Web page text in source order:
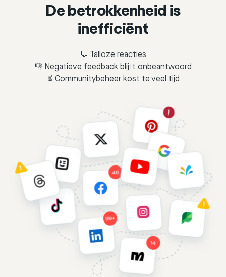
De betrokkenheid is
inefficiënt
💬 Talloze reacties
👎 Negatieve feedback blijft onbeantwoord
⏳ Communitybeheer kost te veel tijd